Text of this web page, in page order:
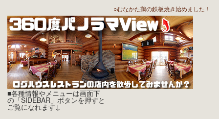
○むなかた鶏の鉄板焼き始めました！
■各種情報やメニューは画面下
の「SIDEBAR」ボタンを押すと
ご覧になれます↓